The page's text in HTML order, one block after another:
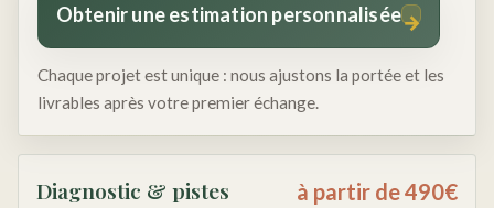
Obtenir une estimation personnalisée→
Chaque projet est unique : nous ajustons la portée et les
livrables après votre premier échange.
Diagnostic & pistes à partir de 490€